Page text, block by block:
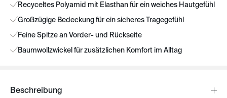
Recyceltes Polyamid mit Elasthan für ein weiches Hautgefühl
Großzügige Bedeckung für ein sicheres Tragegefühl
Feine Spitze an Vorder- und Rückseite
Baumwollzwickel für zusätzlichen Komfort im Alltag
Beschreibung